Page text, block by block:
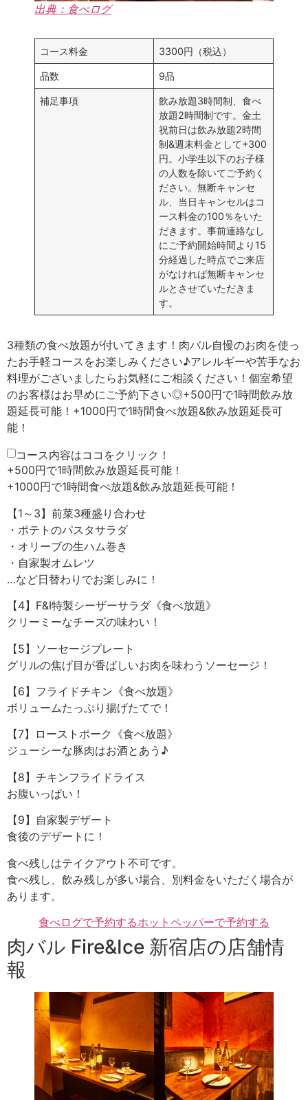
出典：食べログ
コース料金 3300円（税込）
品数 9品
補足事項
飲み放題3時間制、食べ
放題2時間制です。金土
祝前日は飲み放題2時間
制&週末料金として+300
円。小学生以下のお子様
の人数を除いてご予約く
ださい。無断キャンセ
ル、当日キャンセルはコ
ース料金の100％をいた
だきます。事前連絡なし
にご予約開始時間より15
分経過した時点でご来店
がなければ無断キャンセ
ルとさせていただきま
す。
3種類の食べ放題が付いてきます！肉バル自慢のお肉を使っ
たお手軽コースをお楽しみください♪アレルギーや苦手なお
料理がございましたらお気軽にご相談ください！個室希望
のお客様はお早めにご予約下さい◎+500円で1時間飲み放
題延長可能！+1000円で1時間食べ放題&飲み放題延長可
能！
コース内容はココをクリック！
+500円で1時間飲み放題延長可能！
+1000円で1時間食べ放題&飲み放題延長可能！
【1～3】前菜3種盛り合わせ
・ポテトのパスタサラダ
・オリーブの生ハム巻き
・自家製オムレツ
…など日替わりでお楽しみに！
【4】F&I特製シーザーサラダ《食べ放題》
クリーミーなチーズの味わい！
【5】ソーセージプレート
グリルの焦げ目が香ばしいお肉を味わうソーセージ！
【6】フライドチキン《食べ放題》
ボリュームたっぷり揚げたてで！
【7】ローストポーク《食べ放題》
ジューシーな豚肉はお酒とあう♪
【8】チキンフライドライス
お腹いっぱい！
【9】自家製デザート
食後のデザートに！
食べ残しはテイクアウト不可です。
食べ残し、飲み残しが多い場合、別料金をいただく場合が
あります。
食べログで予約するホットペッパーで予約する
肉バル Fire&Ice 新宿店の店舗情
報